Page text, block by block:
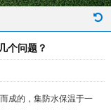
个问题？
成的，集防水保温于一